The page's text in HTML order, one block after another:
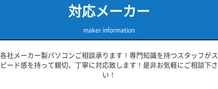
対応メーカー
maker information
各社メーカー製パソコンご相談承ります！専門知識を持つスタッフがス
ピード感を持って親切、丁寧に対応致します！是非お気軽にご相談下さ
い！